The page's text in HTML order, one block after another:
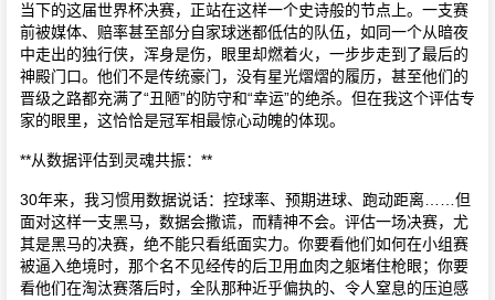
当下的这届世界杯决赛，正站在这样一个史诗般的节点上。一支赛
前被媒体、赔率甚至部分自家球迷都低估的队伍，如同一个从暗夜
中走出的独行侠，浑身是伤，眼里却燃着火，一步步走到了最后的
神殿门口。他们不是传统豪门，没有星光熠熠的履历，甚至他们的
晋级之路都充满了“丑陋”的防守和“幸运”的绝杀。但在我这个评估专
家的眼里，这恰恰是冠军相最惊心动魄的体现。
**从数据评估到灵魂共振：**
30年来，我习惯用数据说话：控球率、预期进球、跑动距离……但
面对这样一支黑马，数据会撒谎，而精神不会。评估一场决赛，尤
其是黑马的决赛，绝不能只看纸面实力。你要看他们如何在小组赛
被逼入绝境时，那个名不见经传的后卫用血肉之躯堵住枪眼；你要
看他们在淘汰赛落后时，全队那种近乎偏执的、令人窒息的压迫感